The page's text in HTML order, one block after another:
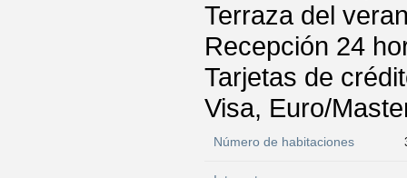
Terraza del
Recepción 24
Tarjetas de
Visa, Euro/
Número de habitaciones